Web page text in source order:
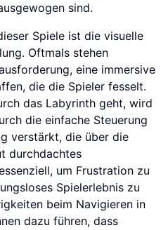
sind.
Spiele ist die visuelle
Oftmals stehen
eine immersive
die die Spieler fesselt.
das Labyrinth geht, wird
die einfache Steuerung
verstärkt, die über die
durchdachtes
um Frustration zu
Spielerlebnis zu
beim Navigieren in
dazu führen, dass